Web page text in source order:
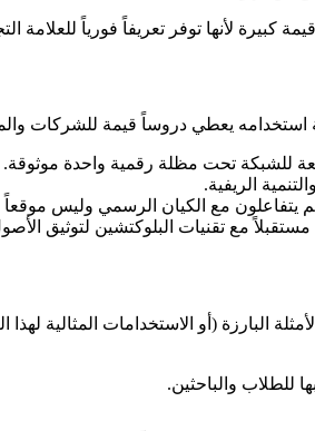
لأنها توفر تعريفاً فورياً للعلامة
للشبكة تحت مظلة رقمية واحدة موثوقة.
الريفية.
يتفاعلون مع الكيان الرسمي وليس موقعاً
مع تقنيات البلوكتشين لتوثيق
البارزة (أو الاستخدامات المثالية
للطلاب والباحثين.